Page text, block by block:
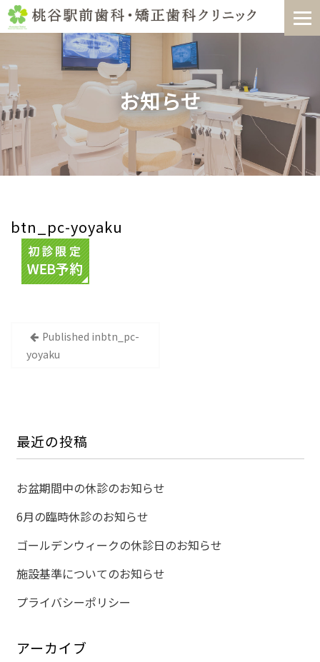
Skip
to
お知らせ
btn_pc-yoyaku
投
稿
ー
シ
ョ
ン
Published inbtn_pc-
yoyaku
最近の投稿
お盆期間中の休診のお知らせ
6月の臨時休診のお知らせ
ゴールデンウィークの休診日のお知らせ
施設基準についてのお知らせ
プライバシーポリシー
アーカイブ